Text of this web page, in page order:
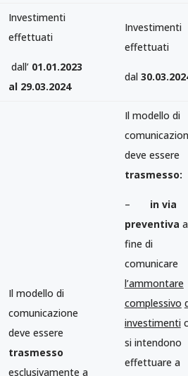
Investimenti
effettuati
dall’ 01.01.2023
al 29.03.2024
Investimenti
effettuati
dal
Il modello di
comunicazione
deve essere
trasmesso
esclusivamente a
Il modello di
deve essere
trasmesso:
– in via
preventiva
fine di
comunicare
l’ammontare
complessivo
investimenti
si intendono
effettuare a